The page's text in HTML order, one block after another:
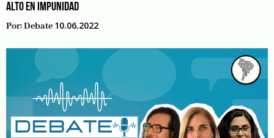
ALTO EN IMPUNIDAD
Por:Debate 10.06.2022